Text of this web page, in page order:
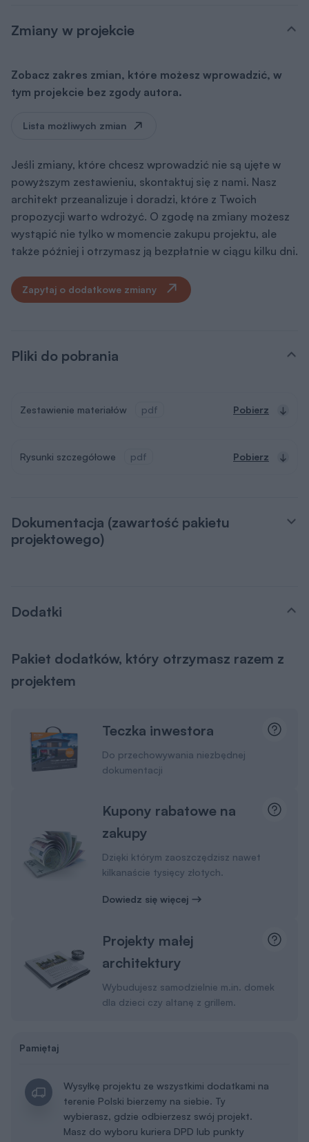
Zmiany w projekcie
Zobacz zakres zmian, które możesz wprowadzić, w
tym projekcie bez zgody autora.
Lista możliwych zmian
Jeśli zmiany, które chcesz wprowadzić nie są ujęte w
powyższym zestawieniu, skontaktuj się z nami. Nasz
architekt przeanalizuje i doradzi, które z Twoich
propozycji warto wdrożyć. O zgodę na zmiany możesz
wystąpić nie tylko w momencie zakupu projektu, ale
także później i otrzymasz ją bezpłatnie w ciągu kilku dni.
Zapytaj o dodatkowe zmiany
Pliki do pobrania
Zestawienie materiałów pdf Pobierz
Rysunki szczegółowe pdf Pobierz
Dokumentacja (zawartość pakietu
projektowego)
Dodatki
Pakiet dodatków, który otrzymasz razem z
projektem
Teczka inwestora
Do przechowywania niezbędnej
dokumentacji
Kupony rabatowe na
zakupy
Dzięki którym zaoszczędzisz nawet
kilkanaście tysięcy złotych.
Dowiedz się więcej
Projekty małej
architektury
Wybudujesz samodzielnie m.in. domek
dla dzieci czy altanę z grillem.
Pamiętaj
Wysyłkę projektu ze wszystkimi dodatkami na
terenie Polski bierzemy na siebie. Ty
wybierasz, gdzie odbierzesz swój projekt.
Masz do wyboru kuriera DPD lub punkty